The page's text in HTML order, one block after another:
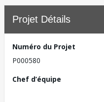
Projet Détails
Numéro du Projet
P000580
Chef d’équipe